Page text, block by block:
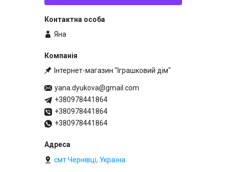
Яна
Інтернет-магазин "Іграшковий дім"
yana.dyukova@gmail.com
+380978441864
+380978441864
+380978441864
смт Чернівці, Україна